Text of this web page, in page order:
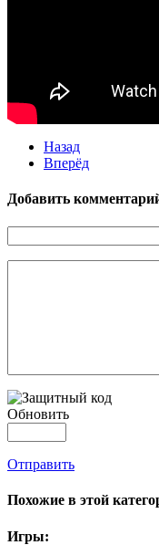
Назад
Вперёд
Добавить
Обновить
Отправить
Похожие в этой
Игры: